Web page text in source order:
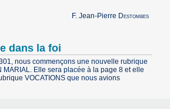
F. Jean-Pierre Destombes
dans la foi
nous commençons une nouvelle rubrique
MARIAL. Elle sera placée à la page 8 et elle
VOCATIONS que nous avions